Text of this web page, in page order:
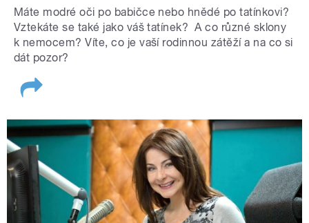
Máte modré oči po babičce nebo hnědé po tatínkovi?
Vztekáte se také jako váš tatínek? A co různé sklony
k nemocem? Víte, co je vaší rodinnou zátěží a na co si
dát pozor?